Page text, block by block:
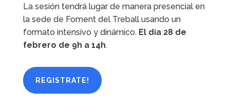
La sesión tendrá lugar de manera presencial en
la sede de Foment del Treball usando un
formato intensivo y dinámico. El día 28 de
febrero de 9h a 14h.
REGISTRATE!